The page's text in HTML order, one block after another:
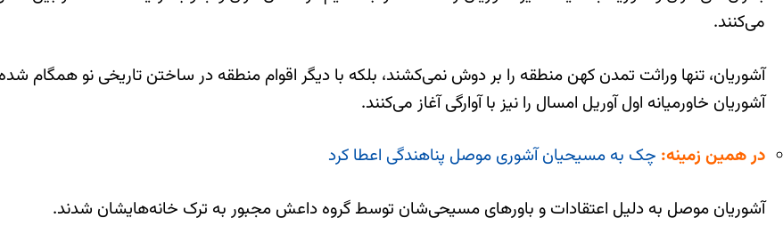
می‌کنند.
آشوریان، تنها وراثت تمدن کهن منطقه را بر دوش نمی‌کشند، بلکه با دیگر اقوام منطقه در ساختن تاریخی نو همگام
آشوریان خاورمیانه اول آوریل امسال را نیز با آوارگی آغاز می‌کنند.
در همین زمینه: چک به مسیحیان آشوری موصل پناهندگی اعطا کرد
آشوریان موصل به دلیل اعتقادات و باورهای مسیحی‌شان توسط گروه داعش مجبور به ترک خانه‌هایشان شدند.